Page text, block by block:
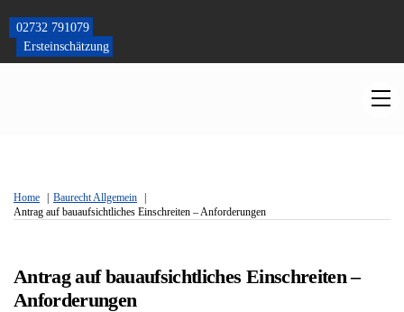
content
02732 791079
Ersteinschätzung
Home
Baurecht Allgemein
Antrag auf bauaufsichtliches Einschreiten – Anforderungen
Antrag auf bauaufsichtliches Einschreiten –
Anforderungen